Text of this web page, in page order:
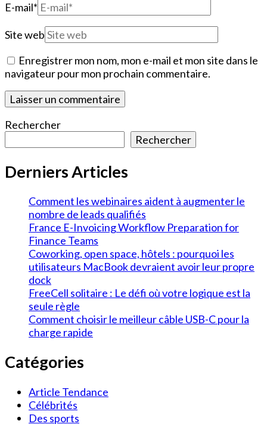
E-mail*
Site web
Enregistrer mon nom, mon e-mail et mon site dans le
navigateur pour mon prochain commentaire.
Rechercher
Rechercher
Derniers Articles
Comment les webinaires aident à augmenter le
nombre de leads qualifiés
France E-Invoicing Workflow Preparation for
Finance Teams
Coworking, open space, hôtels : pourquoi les
utilisateurs MacBook devraient avoir leur propre
dock
FreeCell solitaire : Le défi où votre logique est la
seule règle
Comment choisir le meilleur câble USB-C pour la
charge rapide
Catégories
Article Tendance
Célébrités
Des sports